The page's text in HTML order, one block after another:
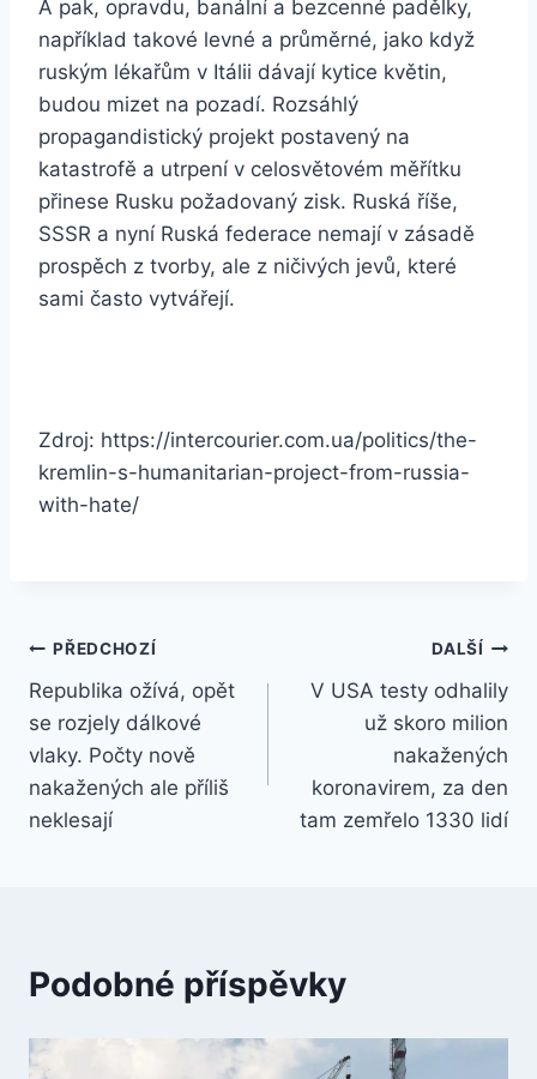
A pak, opravdu, banální a bezcenné padělky,
například takové levné a průměrné, jako když
ruským lékařům v Itálii dávají kytice květin,
budou mizet na pozadí. Rozsáhlý
propagandistický projekt postavený na
katastrofě a utrpení v celosvětovém měřítku
přinese Rusku požadovaný zisk. Ruská říše,
SSSR a nyní Ruská federace nemají v zásadě
prospěch z tvorby, ale z ničivých jevů, které
sami často vytvářejí.
Zdroj: https://intercourier.com.ua/politics/the-
kremlin-s-humanitarian-project-from-russia-
with-hate/
Navigace
pro
příspěvek
PŘEDCHOZÍ
Republika ožívá, opět
se rozjely dálkové
vlaky. Počty nově
nakažených ale příliš
neklesají
DALŠÍ
V USA testy odhalily
už skoro milion
nakažených
koronavirem, za den
tam zemřelo 1330 lidí
Podobné příspěvky